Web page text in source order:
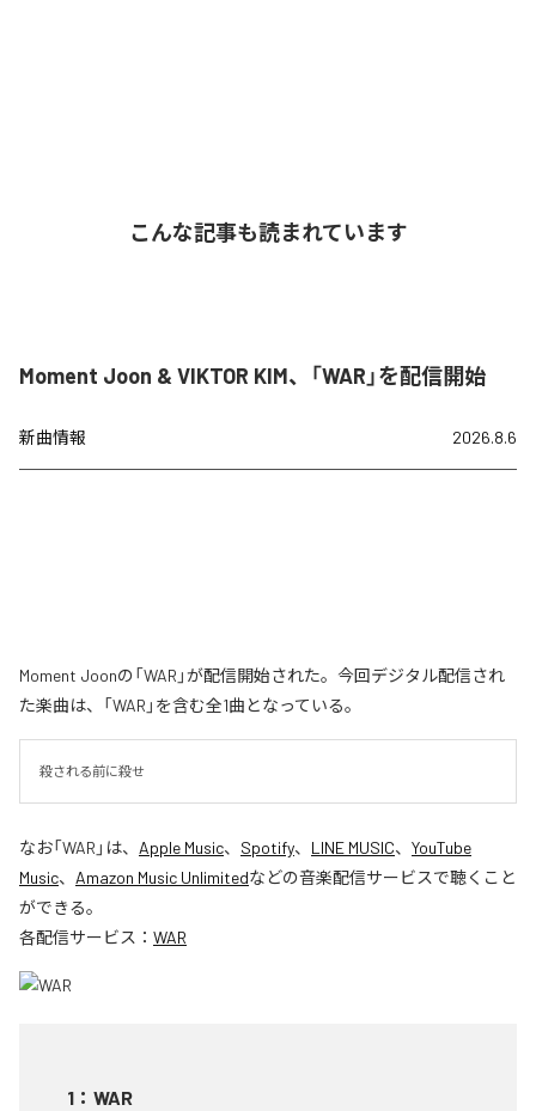
こんな記事も読まれています
Moment Joon & VIKTOR KIM、「WAR」を配信開始
新曲情報 2026.8.6
Moment Joonの「WAR」が配信開始された。今回デジタル配信され
た楽曲は、「WAR」を含む全1曲となっている。
殺される前に殺せ
なお「WAR 」は、 Apple Music、 Spotify、 LINE MUSIC、 YouTube
Music、 Amazon Music Unlimitedなどの音楽配信サービスで聴くこと
ができる。
各配信サービス： WAR
1 ： WAR